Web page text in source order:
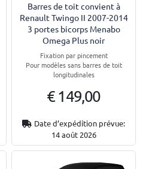
Barres de toit convient à
Renault Twingo II 2007-2014
3 portes bicorps Menabo
Omega Plus noir
Fixation par pincement
Pour modèles sans barres de toit
longitudinales
€ 149,00
Date d’expédition prévue:
14 août 2026